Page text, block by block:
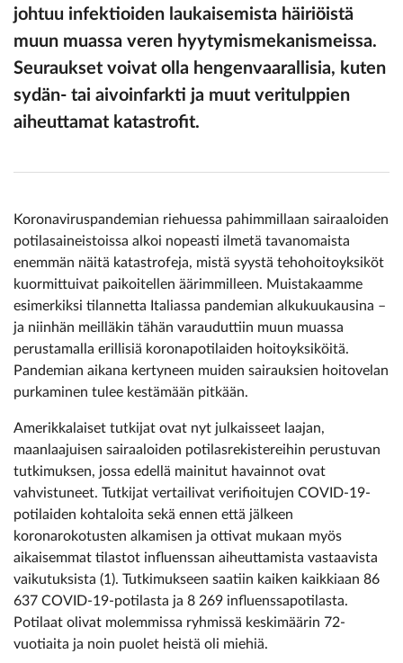
johtuu infektioiden laukaisemista häiriöistä
muun muassa veren hyytymismekanismeissa.
Seuraukset voivat olla hengenvaarallisia, kuten
sydän- tai aivoinfarkti ja muut veritulppien
aiheuttamat katas­trofit.
Koronaviruspandemian riehuessa pahimmillaan sairaaloiden
potilasaineistoissa alkoi nopeasti ilmetä tavanomaista
enemmän näitä katastrofeja, mistä syystä tehohoitoyksiköt
kuormittuivat paikoitellen äärimmilleen. Muistakaamme
esimerkiksi tilannetta Italiassa pandemian alkukuukausina –
ja niinhän meilläkin tähän varauduttiin muun muassa
perustamalla erillisiä koronapotilaiden hoitoyksiköitä.
Pandemian aikana kertyneen muiden sairauksien hoitovelan
purkaminen tulee kestämään pitkään.
Amerikkalaiset tutkijat ovat nyt julkaisseet laajan,
maanlaajuisen sairaaloiden potilasrekistereihin perustuvan
tutkimuksen, jossa edellä mainitut havainnot ovat
vahvistuneet. Tutkijat vertailivat verifioitujen COVID-19-
potilaiden kohtaloita sekä ennen että jälkeen
koronarokotusten alkamisen ja ottivat mukaan myös
aikaisemmat tilastot influenssan aiheuttamista vastaavista
vaikutuksista (1). Tutkimukseen saatiin kaiken kaikkiaan 86
637 COVID-19-potilasta ja 8 269 influenssapotilasta.
Potilaat olivat molemmissa ryhmissä keskimäärin 72-
vuotiaita ja noin puolet heistä oli miehiä.